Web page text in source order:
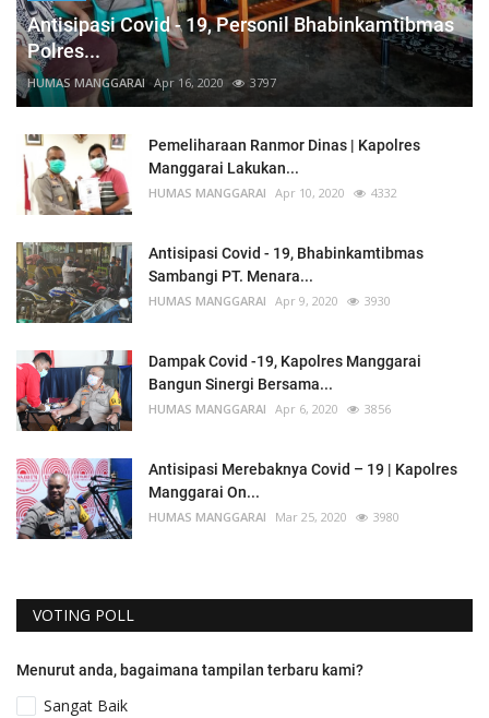
Antisipasi Covid - 19, Personil Bhabinkamtibmas
Polres...
HUMAS MANGGARAI Apr 16, 2020 3797
Pemeliharaan Ranmor Dinas | Kapolres
Manggarai Lakukan...
HUMAS MANGGARAI Apr 10, 2020 4332
Antisipasi Covid - 19, Bhabinkamtibmas
Sambangi PT. Menara...
HUMAS MANGGARAI Apr 9, 2020 3930
Dampak Covid -19, Kapolres Manggarai
Bangun Sinergi Bersama...
HUMAS MANGGARAI Apr 6, 2020 3856
Antisipasi Merebaknya Covid – 19 | Kapolres
Manggarai On...
HUMAS MANGGARAI Mar 25, 2020 3980
VOTING POLL
Menurut anda, bagaimana tampilan terbaru kami?
Sangat Baik